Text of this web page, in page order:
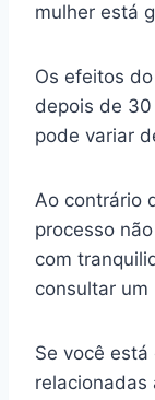
mulher está
Os efeitos
depois de
pode variar
Ao contrário
processo
com
consultar um
Se você
relacionadas